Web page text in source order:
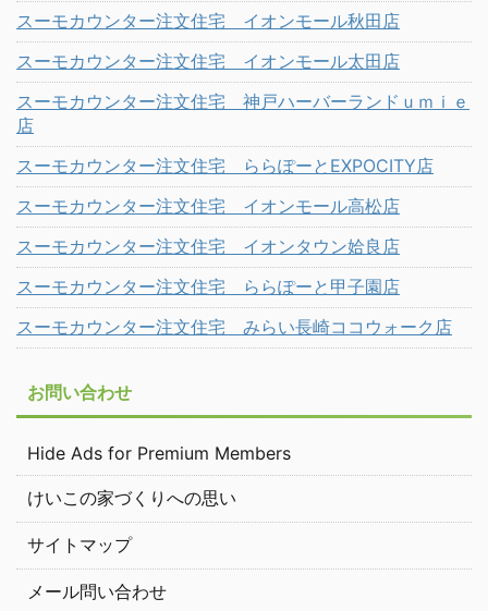
スーモカウンター注文住宅 イオンモール秋田店
スーモカウンター注文住宅 イオンモール太田店
スーモカウンター注文住宅 神戸ハーバーランドｕｍｉｅ
店
スーモカウンター注文住宅 ららぽーとEXPOCITY店
スーモカウンター注文住宅 イオンモール高松店
スーモカウンター注文住宅 イオンタウン姶良店
スーモカウンター注文住宅 ららぽーと甲子園店
スーモカウンター注文住宅 みらい長崎ココウォーク店
お問い合わせ
Hide Ads for Premium Members
けいこの家づくりへの思い
サイトマップ
メール問い合わせ